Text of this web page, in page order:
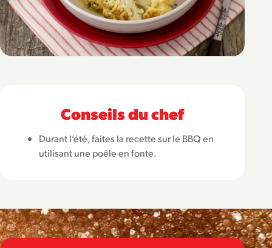
Conseils du chef
Durant l’été, faites la recette sur le BBQ en
utilisant une poêle en fonte.